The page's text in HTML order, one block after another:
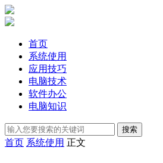
首页
系统使用
应用技巧
电脑技术
软件办公
电脑知识
首页 系统使用 正文